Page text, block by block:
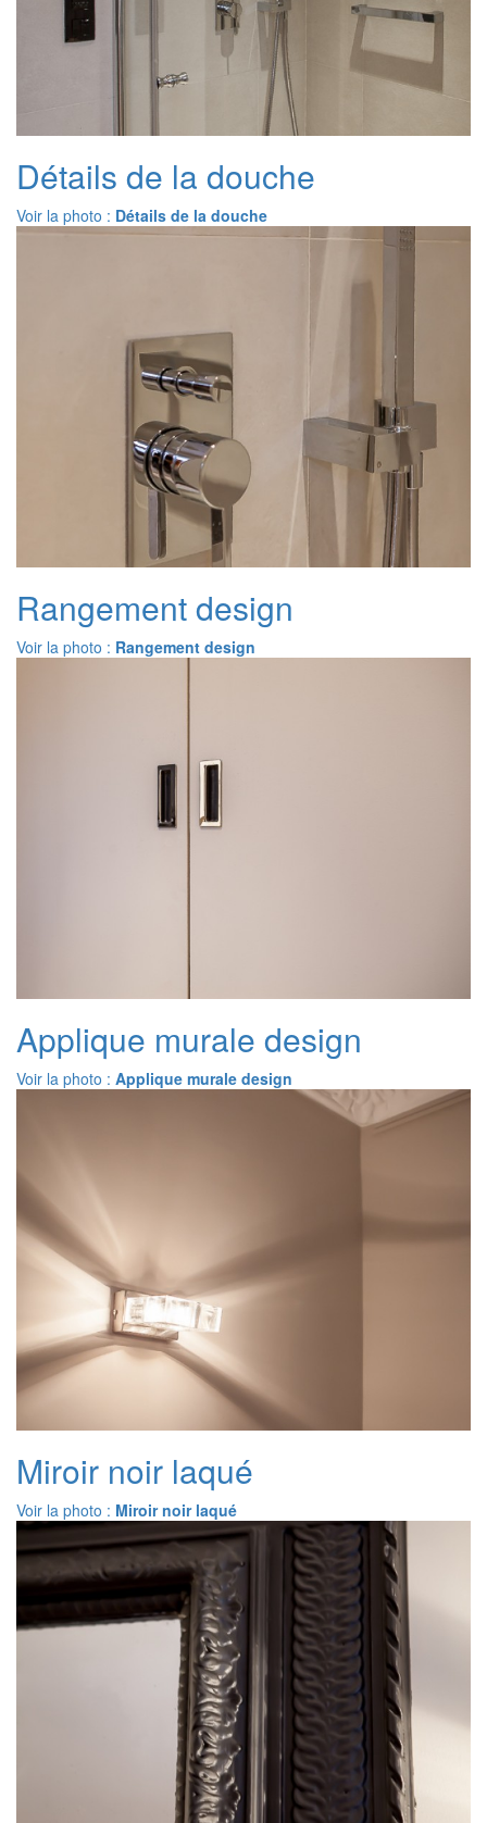
Détails de la douche
Voir la photo : Détails de la douche
Rangement design
Voir la photo : Rangement design
Applique murale design
Voir la photo : Applique murale design
Miroir noir laqué
Voir la photo : Miroir noir laqué